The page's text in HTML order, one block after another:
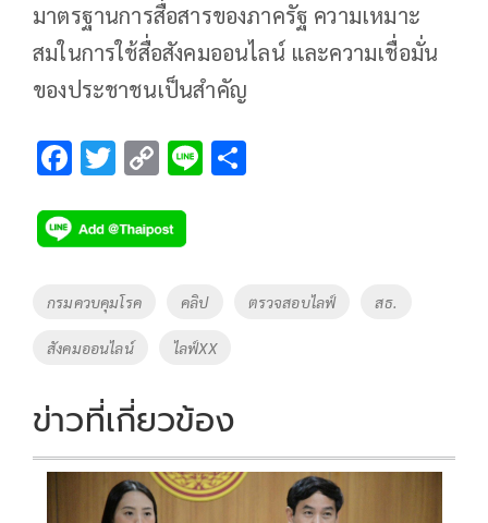
มาตรฐานการสื่อสารของภาครัฐ ความเหมาะ
สมในการใช้สื่อสังคมออนไลน์ และความเชื่อมั่น
ของประชาชนเป็นสำคัญ
F
e
b
o
k
T
tt
er
C
p
y
Li
n
k
Li
Tags
กรมควบคุมโรค คลิป ตรวจสอบไลฟ์ สธ.
สังคมออนไลน์ ไลฟ์XX
ข่าวที่เกี่ยวข้อง